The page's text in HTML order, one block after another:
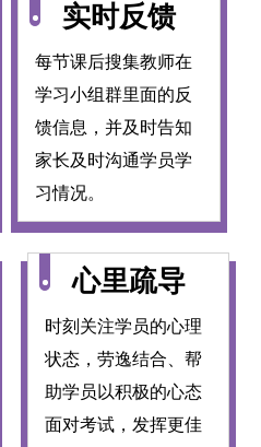
实时反馈
每节课后搜集教师在
学习小组群里面的反
馈信息，并及时告知
家长及时沟通学员学
习情况。
心里疏导
时刻关注学员的心理
状态，劳逸结合、帮
助学员以积极的心态
面对考试，发挥更佳